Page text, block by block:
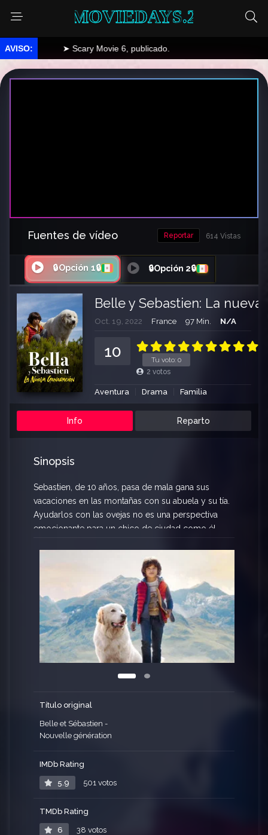
MOVIEDAYS.2
➤ Scary Movie 6, publicado.
Fuentes de vídeo 614 Vistas
Reportar
🔒Opción 1🔒 🔒Opción 2🔒
Belle y Sebastien: La
Oct. 19, 2022 France 97 Min. N/A
Tu voto: 0
10
2 votos
Aventura Drama Familia
Info Reparto
Sinopsis
Sebastien, de 10 años, pasa de mala gana sus
vacaciones en las montañas con su abuela y su tía.
Ayudarlos con las ovejas no es una perspectiva
emocionante para un chico de ciudad como él,
un perro enorme maltratado por su dueño.
Título original
Belle et Sébastien -
Nouvelle génération
IMDb Rating
5.9 501 votos
TMDb Rating
6 38 votos